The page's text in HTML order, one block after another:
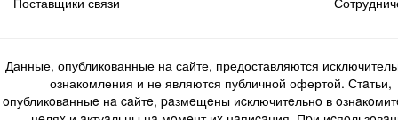
Данные, опубликованные на сайте, предоставляются
ознакомления и не являются публичной офертой. Стaтьи,
oпубликoвaнныe нa caйтe, paзмeщeны иcключитeльнo в